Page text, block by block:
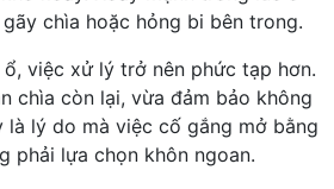
chìa hoặc hỏng bi bên trong.
việc xử lý trở nên phức tạp hơn.
chìa còn lại, vừa đảm bảo không
là lý do mà việc cố gắng mở bằng
phải lựa chọn khôn ngoan.